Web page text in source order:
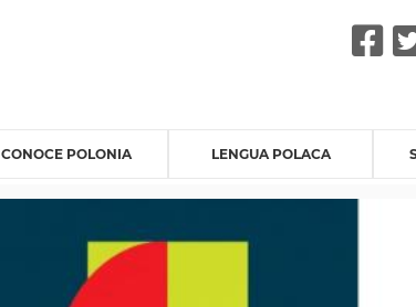
CONOCE POLONIA LENGUA POLACA